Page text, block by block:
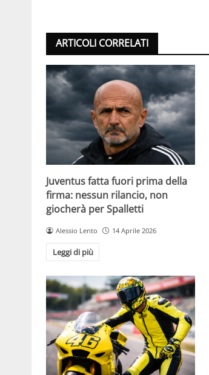
ARTICOLI CORRELATI
Juventus fatta fuori prima della
firma: nessun rilancio, non
giocherà per Spalletti
Alessio Lento 14 Aprile 2026
Leggi di più